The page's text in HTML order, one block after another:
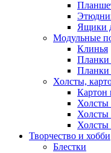
Ящики
Модульные
Клинья
Планки
Планки
Холсты,
Картон
Холсты
Холсты
Холсты
Творчество и хобби
Блестки